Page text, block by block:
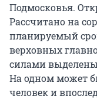
Подмосковья.
Рассчитано на
планируемый
верховных
силами выделены
На одном может
человек и